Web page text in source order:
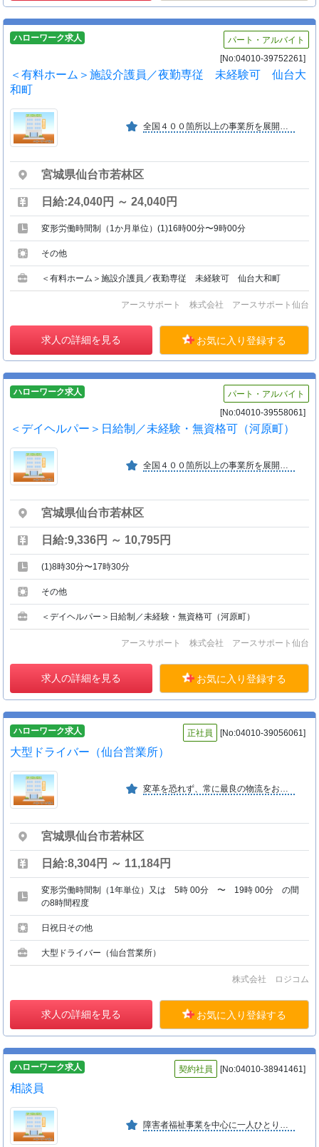
ハローワーク求人
パート・アルバイト
[No:04010-39752261]
＜有料ホーム＞施設介護員／夜勤専従 未経験可 仙台大
和町
全国４００箇所以上の事業所を展開し、特に訪問入浴サービスは全国トップクラスの会社。デイサービスや介護付有料も積極展開し、暮らしをトータルサポートする会社として地域に根ざしています。
宮城県仙台市若林区
日給:24,040円 ～ 24,040円
変形労働時間制（1か月単位）(1)16時00分〜9時00分
その他
＜有料ホーム＞施設介護員／夜勤専従 未経験可 仙台大和町
アースサポート 株式会社 アースサポート仙台
求人の詳細を見る お気に入り登録する
ハローワーク求人
パート・アルバイト
[No:04010-39558061]
＜デイヘルパー＞日給制／未経験・無資格可（河原町）
全国４００箇所以上の事業所を展開し、特に訪問入浴サービスは全国トップクラスの会社。デイサービスや介護付有料も積極展開し、暮らしをトータルサポートする会社として地域に根ざしています。
宮城県仙台市若林区
日給:9,336円 ～ 10,795円
(1)8時30分〜17時30分
その他
＜デイヘルパー＞日給制／未経験・無資格可（河原町）
アースサポート 株式会社 アースサポート仙台
求人の詳細を見る お気に入り登録する
ハローワーク求人 正社員 [No:04010-39056061]
大型ドライバー（仙台営業所）
変革を恐れず、常に最良の物流をお客様に提案し、実践していく会社です。
宮城県仙台市若林区
日給:8,304円 ～ 11,184円
変形労働時間制（1年単位）又は 5時 00分 〜 19時 00分 の間
の8時間程度
日祝日その他
大型ドライバー（仙台営業所）
株式会社 ロジコム
求人の詳細を見る お気に入り登録する
ハローワーク求人 契約社員 [No:04010-38941461]
相談員
障害者福祉事業を中心に一人ひとりの自立と生活を支援し、地域と共に理想的な「共生社会」を構築していくことを基本理念としている。